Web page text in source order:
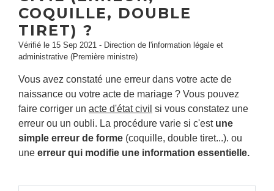
COQUILLE, DOUBLE
TIRET) ?
Vérifié le 15 Sep 2021 - Direction de l'information légale et
administrative (Première ministre)
Vous avez constaté une erreur dans votre acte de
naissance ou votre acte de mariage ? Vous pouvez
faire corriger un acte d'état civil si vous constatez une
erreur ou un oubli. La procédure varie si c'est une
simple erreur de forme (coquille, double tiret...). ou
une erreur qui modifie une information essentielle.